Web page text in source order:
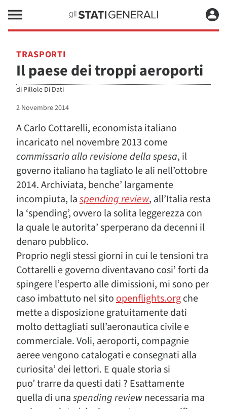
TRASPORTI
Il paese dei troppi aeroporti
di Pillole Di Dati
2 Novembre 2014
A Carlo Cottarelli, economista italiano
incaricato nel novembre 2013 come
commissario alla revisione della spesa, il
governo italiano ha tagliato le ali nell’ottobre
2014. Archiviata, benche’ largamente
incompiuta, laspending review, all’Italia resta
la ‘spending’, ovvero la solita leggerezza con
la quale le autorita’ sperperano da decenni il
denaro pubblico.
Proprio negli stessi giorni in cui le tensioni tra
Cottarelli e governo diventavano cosi’ forti da
spingere l’esperto alle dimissioni, mi sono per
caso imbattuto nel sitoopenflights.orgche
mette a disposizione gratuitamente dati
molto dettagliati sull’aeronautica civile e
commerciale. Voli, aeroporti, compagnie
aeree vengono catalogati e consegnati alla
curiosita’ dei lettori. E quale storia si
puo’ trarre da questi dati ? Esattamente
quella di unaspending reviewnecessaria ma